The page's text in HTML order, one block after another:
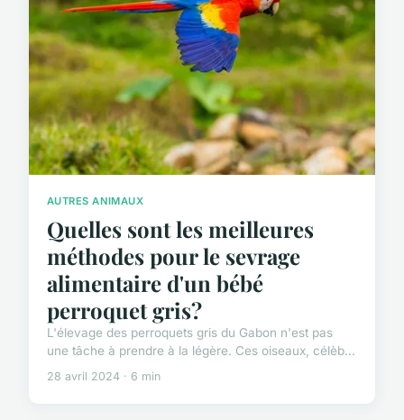
AUTRES ANIMAUX
Quelles sont les meilleures
méthodes pour le sevrage
alimentaire d'un bébé
perroquet gris?
L'élevage des perroquets gris du Gabon n'est pas
une tâche à prendre à la légère. Ces oiseaux, célèb...
28 avril 2024 · 6 min